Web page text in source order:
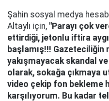
Şahin sosyal medya
Altaylı için, "Parayı çok
ettirdiği, jetonlu iftira
başlamış!!! Gazeteciliğin
yakışmayacak skandal
olarak, sokağa çıkmaya
video çekip fon bekleme
karşılıyorum. Bu kadar